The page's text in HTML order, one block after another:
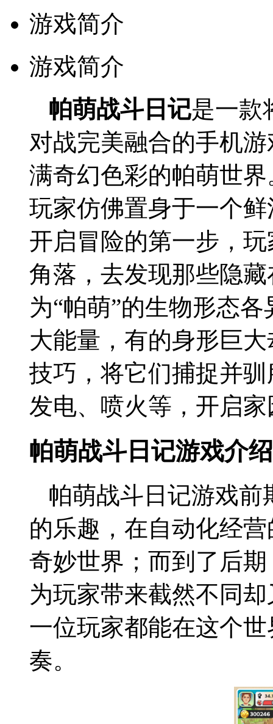
游戏简介
游戏简介
帕萌战斗日 记是一款
对战完美融合的手机
满奇幻色彩的帕萌世
玩家仿佛置身于一个
开启冒险的第一步，
角落，去发现那些隐
为“帕萌”的生物形态
大能量，有的身形巨
技巧，将它们捕捉并
发电、喷火等，开启
帕萌战斗日记游戏介绍
帕萌战斗日记游戏前
的乐趣，在自动化经
奇妙世界；而到了后
为玩家带来截然不同
一位玩家都能在这个
奏。